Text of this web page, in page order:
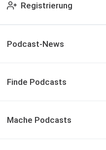
Registrierung
Podcast-News
Finde Podcasts
Mache Podcasts